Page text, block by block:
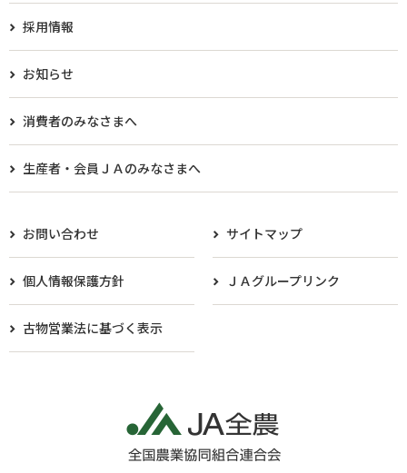
採用情報
お知らせ
消費者のみなさまへ
生産者・会員ＪＡのみなさまへ​
お問い合わせ サイトマップ
個人情報保護方針 ＪＡグループリンク
古物営業法に基づく表示